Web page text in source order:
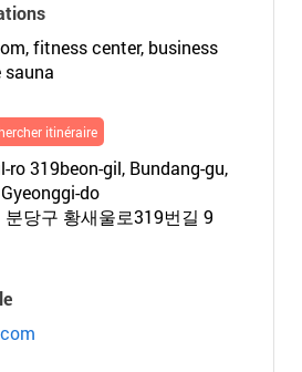
fitness center, business
sauna
itinéraire
ro 319beon-gil, Bundang-gu,
do
당구 황새울로319번길 9